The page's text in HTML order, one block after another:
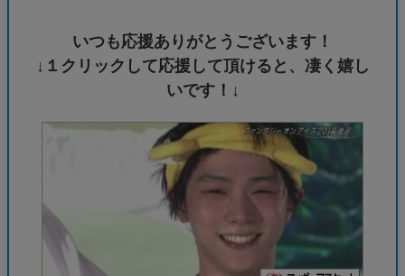
いつも応援ありがとうございます！
↓１クリックして応援して頂けると、凄く嬉し
いです！↓